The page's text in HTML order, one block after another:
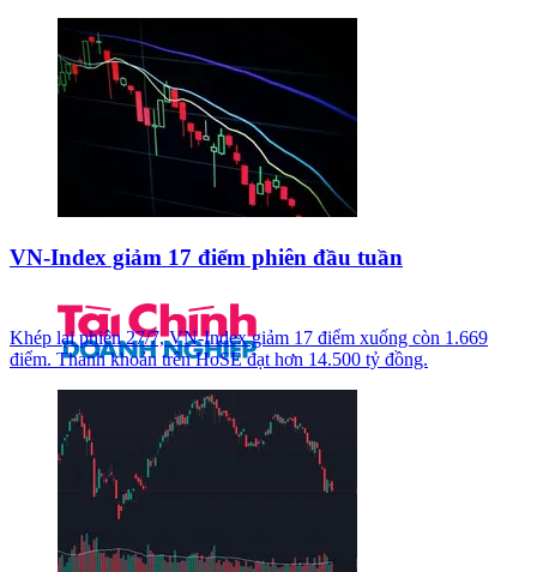
VN-Index giảm 17 điểm phiên đầu tuần
Khép lại phiên 27/7, VN-Index giảm 17 điểm xuống còn 1.669
điểm. Thanh khoản trên HoSE đạt hơn 14.500 tỷ đồng.